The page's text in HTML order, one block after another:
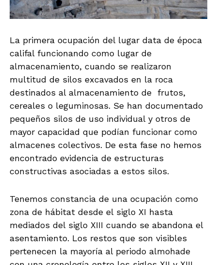
La primera ocupación del lugar data de época
califal funcionando como lugar de
almacenamiento, cuando se realizaron
multitud de silos excavados en la roca
destinados al almacenamiento de frutos,
cereales o leguminosas. Se han documentado
pequeños silos de uso individual y otros de
mayor capacidad que podían funcionar como
almacenes colectivos. De esta fase no hemos
encontrado evidencia de estructuras
constructivas asociadas a estos silos.
Tenemos constancia de una ocupación como
zona de hábitat desde el siglo XI hasta
mediados del siglo XIII cuando se abandona el
asentamiento. Los restos que son visibles
pertenecen la mayoría al periodo almohade